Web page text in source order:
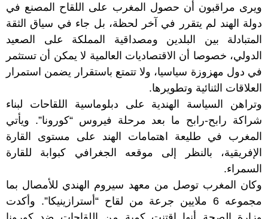
ويرى مراقبون أن حصول المغرب على اللقاح المصنع في
دولة الهند لم يتقرر في آخر لحظة، بل جاء في سياق الثقة
المتبادلة بين البلدين ومصداقية المملكة على الصعيد
الدولي، خصوصا أن الاقتصاديات العالمية لا يمكن أن تستثمر
في دول مهزوزة سياسيا، ولا تتمتع باستقرار يضمن استمرار
العلاقات الثنائية وتطويرها.
وتراهن السياسة الهندية على دبلوماسية اللقاحات لبناء
شراكة رابح-رابح ما بعد مرحلة فيروس “كورونا”. ويأتي
المغرب في طليعة اهتمامات الهند على مستوى القارة
الإفريقية، بالنظر إلى موقعه الجغرافي كبوابة للقارة
السمراء.
وكان المغرب توصل من معهد سيروم الهندي للأمصال بما
مجموعه 6 ملايين جرعة من لقاح “أسترازينيكا”. وأكدت